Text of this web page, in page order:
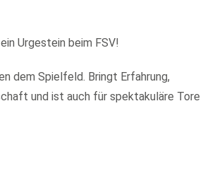
Urgestein beim FSV!
dem Spielfeld. Bringt Erfahrung,
und ist auch für spektakuläre Tore